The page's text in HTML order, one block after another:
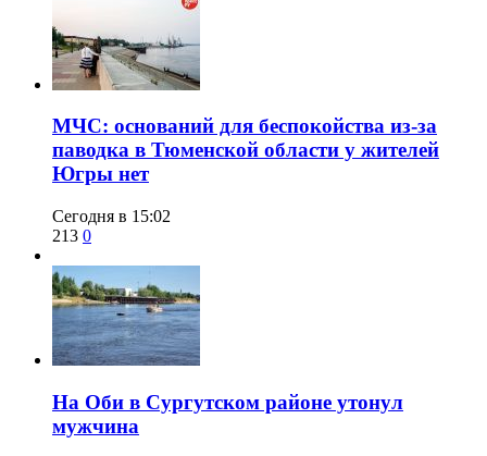
​МЧС: оснований для беспокойства из-за
паводка в Тюменской области у жителей
Югры нет
Сегодня в 15:02
213 0
​На Оби в Сургутском районе утонул
мужчина